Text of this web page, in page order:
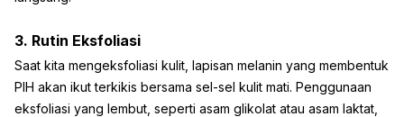
3. Rutin Eksfoliasi
Saat kita mengeksfoliasi kulit, lapisan melanin yang membentuk
PIH akan ikut terkikis bersama sel-sel kulit mati. Penggunaan
eksfoliasi yang lembut, seperti asam glikolat atau asam laktat,